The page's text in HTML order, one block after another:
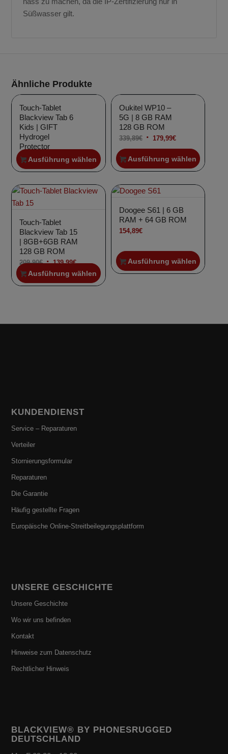
Süßwasser gilt.
Ähnliche Produkte
Touch-Tablet
Blackview Tab 6
Kids | GIFT
Hydrogel
Protector
120,89€ Ursprünglicher
Preis
120,89€
109,90€Aktueller
Preis
109,90€.
Ausführung wählen
Oukitel WP10 –
5G | 8 GB RAM
128 GB ROM
339,89€ Ursprünglicher
Preis
war:
339,89€
179,99€Aktueller
Preis
ist:
179,99€.
Ausführung wählen
Touch-Tablet
Blackview Tab 15
| 8GB+6GB RAM
128 GB ROM
209,90€ Ursprünglicher
Preis
war:
139,99€Aktueller
Preis
ist:
Ausführung wählen
Doogee S61 | 6 GB
RAM + 64 GB ROM
154,89€
Ausführung wählen
KUNDENDIENST
Service – Reparaturen
Verteiler
Stornierungsformular
Reparaturen
Die Garantie
Häufig gestellte Fragen
Europäische Online-Streitbeilegungsplattform
UNSERE GESCHICHTE
Unsere Geschichte
Wo wir uns befinden
Kontakt
Hinweise zum Datenschutz
Rechtlicher Hinweis
BLACKVIEW® BY PHONESRUGGED
DEUTSCHLAND